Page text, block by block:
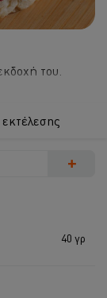
του.
εκτέλεσης
+
40 γρ